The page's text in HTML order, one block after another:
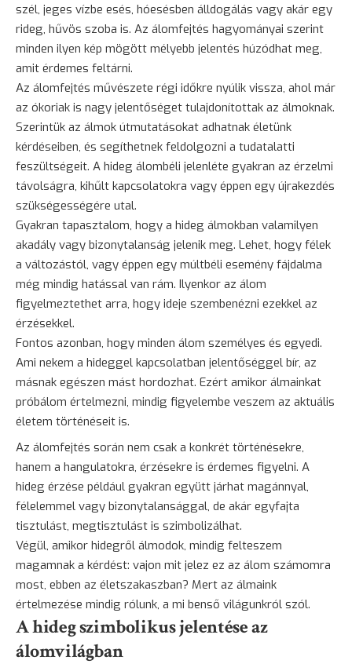
szél, jeges vízbe esés, hóesésben álldogálás vagy akár egy
rideg, hűvös szoba is. Az álomfejtés hagyományai szerint
minden ilyen kép mögött mélyebb jelentés húzódhat meg,
amit érdemes feltárni.
Az álomfejtés művészete régi időkre nyúlik vissza, ahol már
az ókoriak is nagy jelentőséget tulajdonítottak az álmoknak.
Szerintük az álmok útmutatásokat adhatnak életünk
kérdéseiben, és segíthetnek feldolgozni a tudatalatti
feszültségeit. A hideg álombéli jelenléte gyakran az érzelmi
távolságra, kihűlt kapcsolatokra vagy éppen egy újrakezdés
szükségességére utal.
Gyakran tapasztalom, hogy a hideg álmokban valamilyen
akadály vagy bizonytalanság jelenik meg. Lehet, hogy félek
a változástól, vagy éppen egy múltbéli esemény fájdalma
még mindig hatással van rám. Ilyenkor az álom
figyelmeztethet arra, hogy ideje szembenézni ezekkel az
érzésekkel.
Fontos azonban, hogy minden álom személyes és egyedi.
Ami nekem a hideggel kapcsolatban jelentőséggel bír, az
másnak egészen mást hordozhat. Ezért amikor álmainkat
próbálom értelmezni, mindig figyelembe veszem az aktuális
életem történéseit is.
Az álomfejtés során nem csak a konkrét történésekre,
hanem a hangulatokra, érzésekre is érdemes figyelni. A
hideg érzése például gyakran együtt járhat magánnyal,
félelemmel vagy bizonytalansággal, de akár egyfajta
tisztulást, megtisztulást is szimbolizálhat.
Végül, amikor hidegről álmodok, mindig felteszem
magamnak a kérdést: vajon mit jelez ez az álom számomra
most, ebben az életszakaszban? Mert az álmaink
értelmezése mindig rólunk, a mi benső világunkról szól.
A hideg szimbolikus jelentése az
álomvilágban